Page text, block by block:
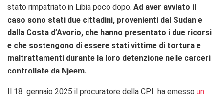
stato rimpatriato in Libia poco dopo. Ad aver avviato il
caso sono stati due cittadini, provenienti dal Sudan e
dalla Costa d’Avorio, che hanno presentato i due ricorsi
e che sostengono di essere stati vittime di tortura e
maltrattamenti durante la loro detenzione nelle carceri
controllate da Njeem.
Il 18 gennaio 2025 il procuratore della CPI ha emesso un